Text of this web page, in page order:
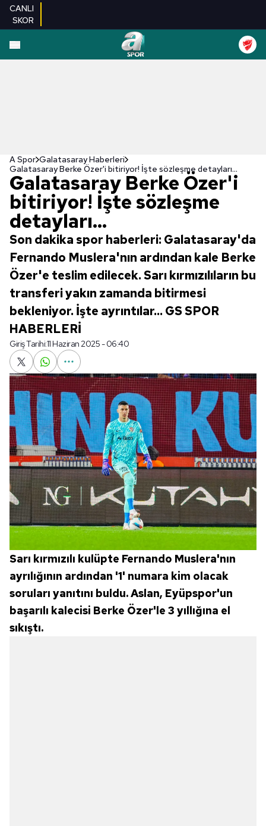
CANLI
SKOR
A Spor Galatasaray Haberleri
Galatasaray Berke Özer'i bitiriyor! İşte sözleşme detayları...
Galatasaray Berke Özer'i
bitiriyor! İşte sözleşme
detayları...
Son dakika spor haberleri: Galatasaray'da
Fernando Muslera'nın ardından kale Berke
Özer'e teslim edilecek. Sarı kırmızılıların bu
transferi yakın zamanda bitirmesi
bekleniyor. İşte ayrıntılar... GS SPOR
HABERLERİ
Giriş Tarihi:11 Haziran 2025 - 06:40
Sarı kırmızılı kulüpte Fernando Muslera'nın
ayrılığının ardından '1' numara kim olacak
soruları yanıtını buldu. Aslan, Eyüpspor'un
başarılı kalecisi Berke Özer'le 3 yıllığına el
sıkıştı.